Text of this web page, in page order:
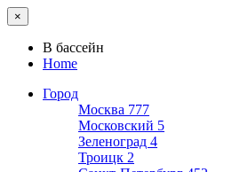
×
В бассейн
Home
Город
Москва 777
Московский 5
Зеленоград 4
Троицк 2